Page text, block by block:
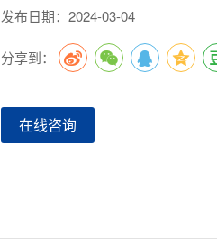
发布日期：2024-03-04
分享到：
在线咨询